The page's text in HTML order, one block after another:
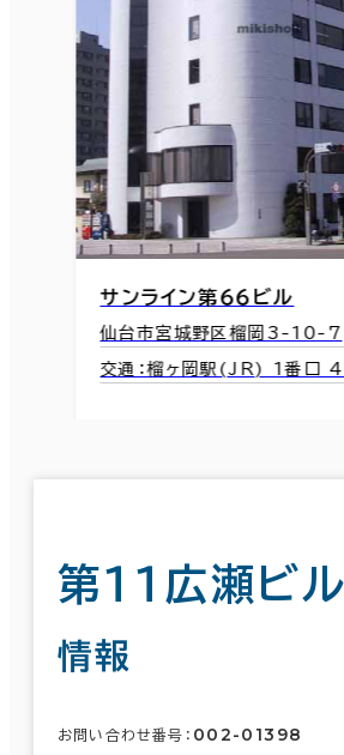
サンライン第６６ビル
仙台市宮城野区榴岡3-10-7
交通：榴ヶ岡駅(JR) 1番口
第１１広瀬ビル
情報
お問い合わせ番号： 002-01398